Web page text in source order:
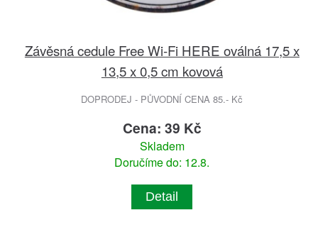
Závěsná cedule Free Wi-Fi HERE oválná 17,5 x
13,5 x 0,5 cm kovová
DOPRODEJ - PŮVODNÍ CENA 85.- Kč
Cena: 39 Kč
Skladem
Doručíme do: 12.8.
Detail